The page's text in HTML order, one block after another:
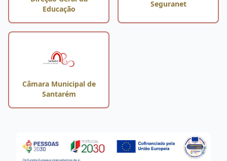
Educação
Seguranet
Câmara Municipal de
Santarém